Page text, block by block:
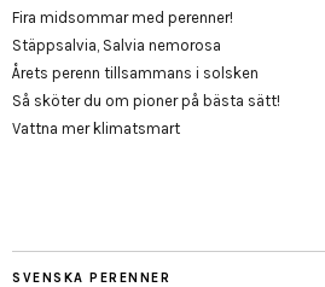
Fira midsommar med perenner!
Stäppsalvia, Salvia nemorosa
Årets perenn tillsammans i solsken
Så sköter du om pioner på bästa sätt!
Vattna mer klimatsmart
SVENSKA PERENNER